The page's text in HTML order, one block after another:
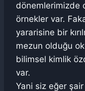
dönemlerimizde
örnekler var.
yararisine bir
mezun olduğu
bilimsel kimlik
var.
Yani siz eğer